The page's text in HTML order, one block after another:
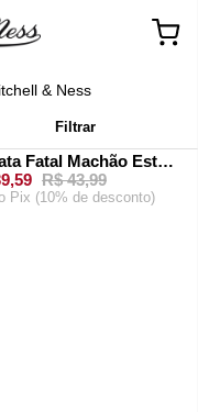
& Ness
Filtrar
-10%Regata Fatal Machão Estampada Branca
R$ 43,99
Pix (10% de desconto)